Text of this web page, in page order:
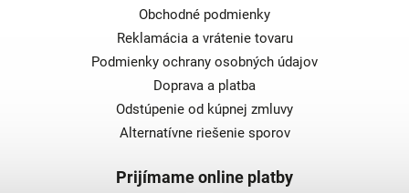
Obchodné podmienky
Reklamácia a vrátenie tovaru
Podmienky ochrany osobných údajov
Doprava a platba
Odstúpenie od kúpnej zmluvy
Alternatívne riešenie sporov
Prijímame online platby